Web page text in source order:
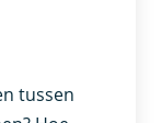
tussen